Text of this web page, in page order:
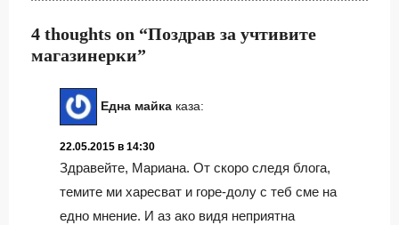
4 thoughts on “Поздрав за учтивите
магазинерки”
Една майка каза:
22.05.2015 в 14:30
Здравейте, Мариана. От скоро следя блога,
темите ми харесват и горе-долу с теб сме на
едно мнение. И аз ако видя неприятна